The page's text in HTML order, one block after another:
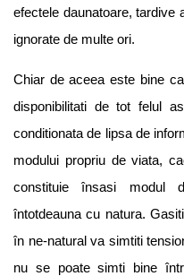
efectele daunatoare, tardive
ignorate de multe ori.
Chiar de aceea este bine
disponibilitati de tot felul
conditionata de lipsa de
modului propriu de viata,
constituie însasi modul
întotdeauna cu natura.
în ne-natural va simtiti
nu se poate simti bine